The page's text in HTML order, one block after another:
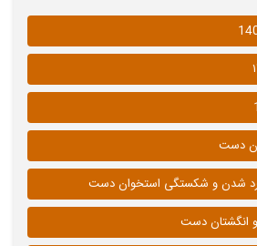
دست
شدن و شکستگی استخوان دست
انگشتان دست